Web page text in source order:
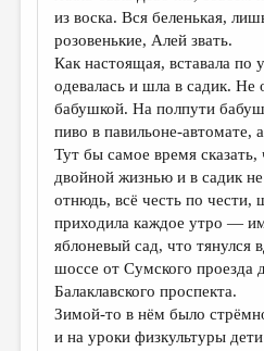
ПРАВИЛА САЙТА
ОТДЕЛЫ И РУБРИКИ
ИЗБРАННОЕ
ДАЙДЖЕСТ
ПРОИЗВЕДЕНИЯ
ПЕРЕВОДЫ
КОНКУРСЫ
ДЕТСКАЯ КОМНАТА
из воска. Вся беленькая,
розовенькие, Алей звать.
Как настоящая, вставала по
одевалась и шла в садик. Не
бабушкой. На полпути
пиво в павильоне-автомате,
Тут бы самое время
двойной жизнью и в садик
отнюдь, всё честь по чести,
приходила каждое утро —
яблоневый сад, что тянулся
шоссе от Сумского проезда
Балаклавского проспекта.
Зимой-то в нём было
и на уроки физкультуры